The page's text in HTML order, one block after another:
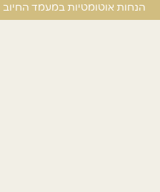
הנחות אוטומטיות במעמד החיוב